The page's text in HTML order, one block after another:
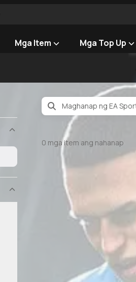
Mga Item Mga Top Up
0 mga item ang nahanap